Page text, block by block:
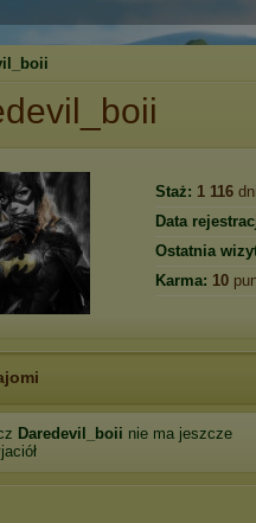
Staż: 1 116
Data
Ostatnia
Karma: 10
Daredevil_boii nie ma jeszcze